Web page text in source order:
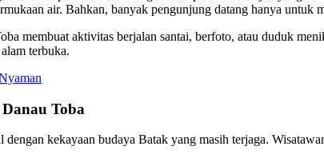
air. Bahkan, banyak pengunjung datang hanya untuk
membuat aktivitas berjalan santai, berfoto, atau duduk
terbuka.
Toba
kekayaan budaya Batak yang masih terjaga.